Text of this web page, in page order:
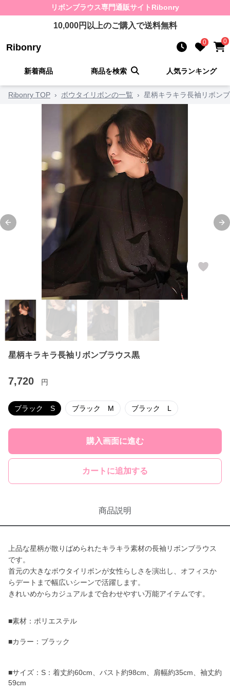
リボンブラウス専門通販サイト Ribonry
10,000円以上のご購入で送料無料
Ribonry 0 0
新着商品 商品を検索 人気ランキング
Ribonry TOP › ボウタイリボンの一覧 › 星柄キラキラ長袖リボン
Previous slide
星柄キラキラ長袖リボンブラウス黒
7,720 円
ブラック S ブラック M ブラック L
購入画面に進む
カートに追加する
商品説明
上品な星柄が散りばめられたキラキラ素材の長袖リボンブラウス
です。
首元の大きなボウタイリボンが女性らしさを演出し、オフィスか
らデートまで幅広いシーンで活躍します。
きれいめからカジュアルまで合わせやすい万能アイテムです。
■素材：ポリエステル
■カラー：ブラック
■サイズ：S：着丈約60cm、バスト約98cm、肩幅約35cm、袖丈約
59cm